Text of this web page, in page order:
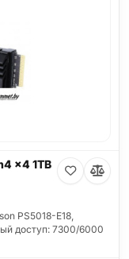
x4 1TB
PS5018-E18,
доступ: 7300/6000